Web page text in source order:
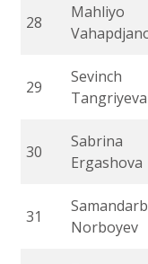
28
Mahliyo
29
Sevinch
Tangriyeva
30
Sabrina
Ergashova
31
Norboyev